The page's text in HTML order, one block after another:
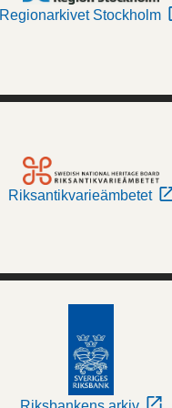
Regionarkivet Stockholm
Riksantikvarieämbetet